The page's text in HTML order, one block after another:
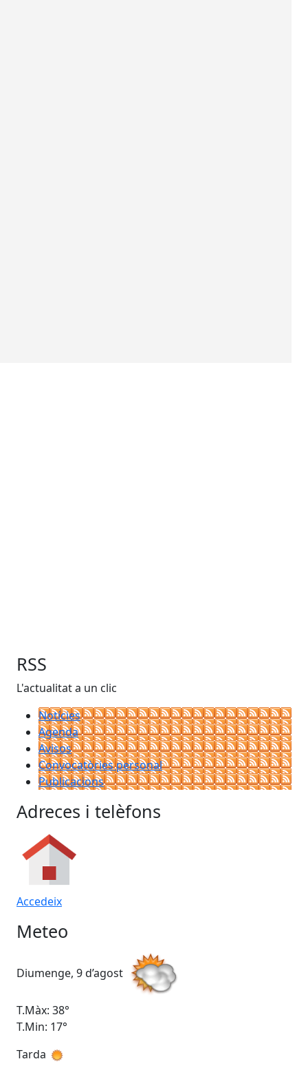
RSS
L'actualitat a un clic
Notícies
Agenda
Avisos
Convocatòries personal
Publicacions
Adreces i telèfons
Accedeix
Meteo
Diumenge, 9 d’agost
T.Màx: 38°
T.Min: 17°
Tarda